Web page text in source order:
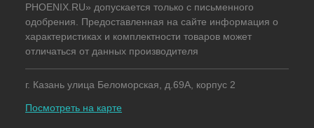
PHOENIX.RU» допускается только с письменного
одобрения. Предоставленная на сайте информация о
характеристиках и комплектности товаров может
отличаться от данных производителя
г. Казань улица Беломорская, д.69А, корпус 2
Посмотреть на карте